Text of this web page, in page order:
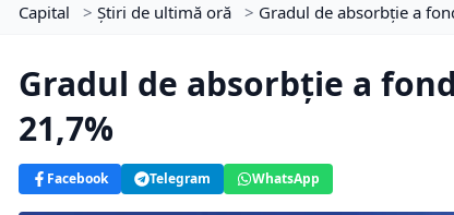
Capital > Știri de ultimă oră > Gradul de absorbție a
Gradul de absorbție a
21,7%
Facebook Telegram WhatsApp